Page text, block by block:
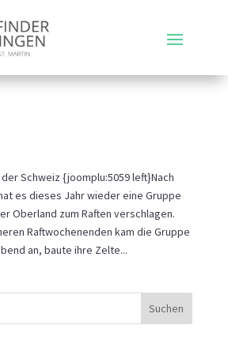
Schweiz {joomplu:5059 left}Nach
es dieses Jahr wieder eine Gruppe
Oberland zum Raften verschlagen.
Raftwochenenden kam die Gruppe
an, baute ihre Zelte...